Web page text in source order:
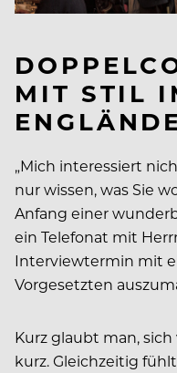
MIT STIL
„Mich interessiert
nur wissen, was Sie
Anfang einer
ein Telefonat mit
Interviewtermin mit
Vorgesetzten
Kurz glaubt man,
kurz. Gleichzeitig